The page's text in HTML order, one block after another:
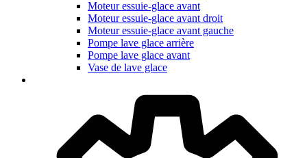
Moteur essuie-glace avant
Moteur essuie-glace avant droit
Moteur essuie-glace avant gauche
Pompe lave glace arrière
Pompe lave glace avant
Vase de lave glace